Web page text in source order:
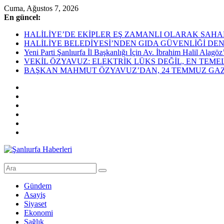
Skip
to
Cuma, Ağustos 7, 2026
En güncel:
HALİLİYE’DE EKİPLER EŞ ZAMANLI OLARAK
HALİLİYE BELEDİYESİ’NDEN GIDA GÜVENLİĞİ
Yeni Parti Şanlıurfa İl Başkanlığı İçin Av. İbrahim Halil
VEKİL ÖZYAVUZ: ELEKTRİK LÜKS DEĞİL, EN
BAŞKAN MAHMUT ÖZYAVUZ’DAN, 24 TEMMUZ
Şanlıurfa
Dakika
Şanlıurfa
Gündem
Asayiş
Siyaset
Ekonomi
Sağlık